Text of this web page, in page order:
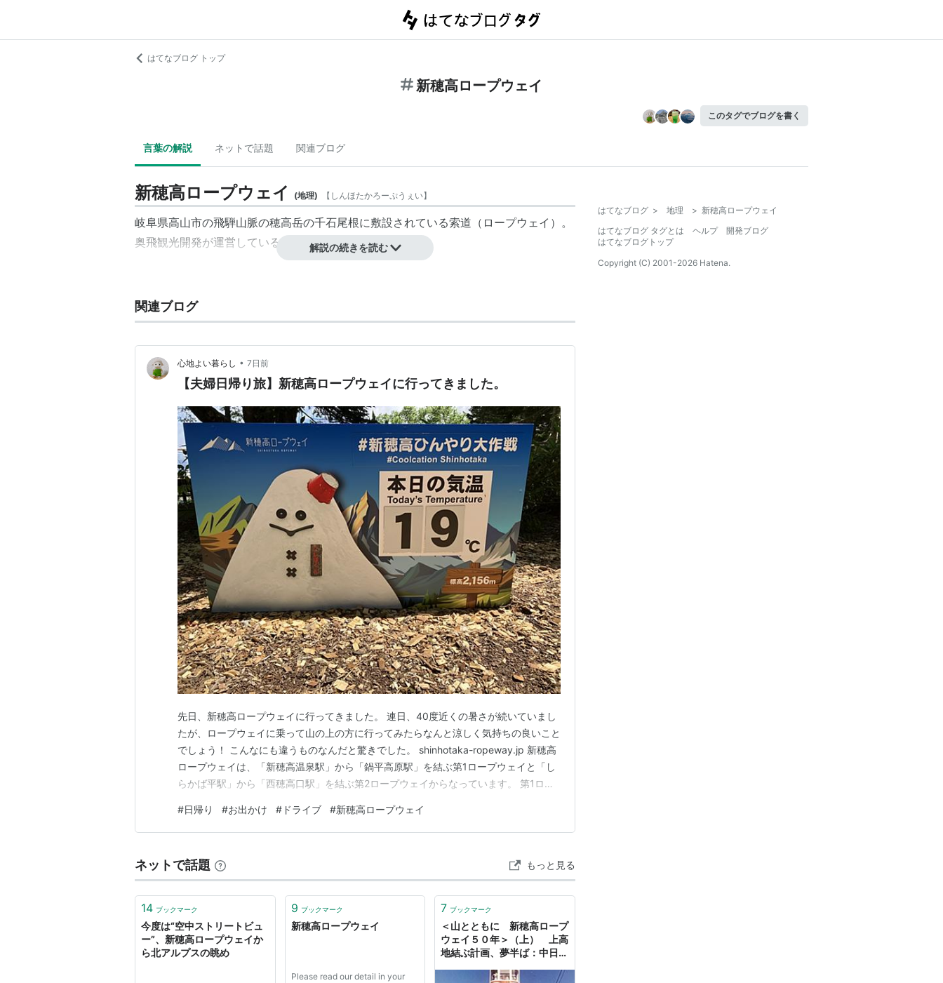
はてなブログ トップ
新穂高ロープウェイ
このタグでブログを書く
言葉の解説 ネットで話題 関連ブログ
新穂高ロープウェイ (地理) 【 しんほたかろーぷうぇい】
岐阜県高山市の飛騨山脈の穂高岳の千石尾根に敷設されている索道（ロープウェイ）。
奥飛観光開発が運営している。
解説の続きを読む
関連ブログ
心地よい暮らし • 7日前
【夫婦日帰り旅】新穂高ロープウェイに行ってきました。
先日、新穂高ロープウェイに行ってきました。 連日、40度近くの暑さが続いていまし
たが、ロープウェイに乗って山の上の方に行ってみたらなんと涼しく気持ちの良いこと
でしょう！ こんなにも違うものなんだと驚きでした。 shinhotaka-ropeway.jp 新穂高
ロープウェイは、「新穂高温泉駅」から「鍋平高原駅」を結ぶ第1ロープウェイと「し
らかば平駅」から「西穂高口駅」を結ぶ第2ロープウェイからなっています。 第1ロー
ら乗ることにしました。 shinhotaka-ropeway.jp しらかば平駅から第2ロープウェイに
乗…
#日帰り #お出かけ # ドライブ #新穂高ロープウェイ
ネットで話題 もっと見る
14 ブックマーク
今度は“空中ストリートビュ
ー”、新穂高ロープウェイか
ら北アルプスの眺め
9 ブックマーク
新穂高ロープウェイ
Please read our detail in your
7 ブックマーク
＜山とともに 新穂高ロープ
ウェイ５０年＞（上） 上高
地結ぶ計画、夢半ば：中日新
はてなブログ > 地理 > 新穂高ロープウェイ
はてなブログ タグとは
ヘルプ
開発ブログ
はてなブログトップ
Copyright (C) 2001-2026 Hatena.